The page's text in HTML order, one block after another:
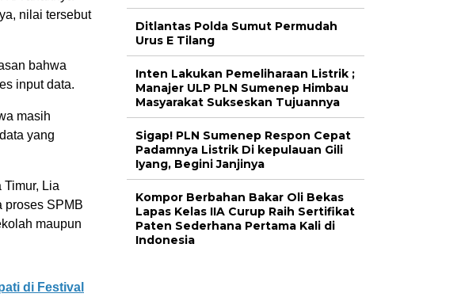
nilai tersebut
bahwa
input data.
masih
yang
Lia
proses SPMB
maupun
di Festival
Ditlantas Polda Sumut Permudah
Urus E Tilang
Inten Lakukan Pemeliharaan Listrik ;
Manajer ULP PLN Sumenep Himbau
Masyarakat Sukseskan Tujuannya
Sigap! PLN Sumenep Respon Cepat
Padamnya Listrik Di kepulauan Gili
Iyang, Begini Janjinya
Kompor Berbahan Bakar Oli Bekas
Lapas Kelas IIA Curup Raih Sertifikat
Paten Sederhana Pertama Kali di
Indonesia